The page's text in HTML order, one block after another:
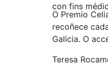
con fins
O Premio
recoñece
Galicia. O
Teresa